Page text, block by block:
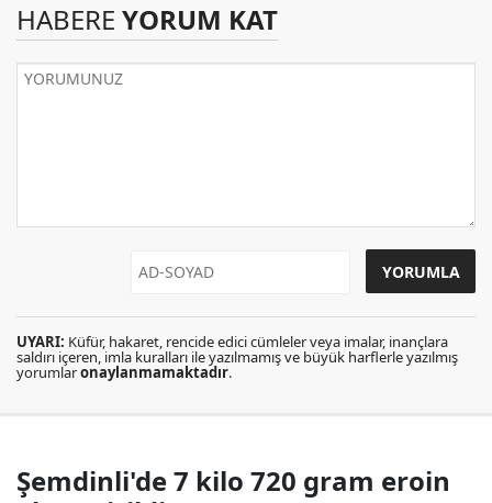
HABERE YORUM KAT
UYARI: Küfür, hakaret, rencide edici cümleler veya imalar, inançlara
saldırı içeren, imla kuralları ile yazılmamış ve büyük harflerle yazılmış
yorumlaronaylanmamaktadır.
Şemdinli'de 7 kilo 720 gram eroin